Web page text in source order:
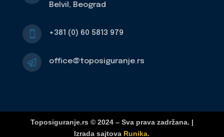
Belvil, Beograd
 +381 (0) 60 5813 979
 office@toposiguranje.rs
Toposiguranje.rs © 2024 – Sva prava zadržana. |
Izrada sajtova Runika.